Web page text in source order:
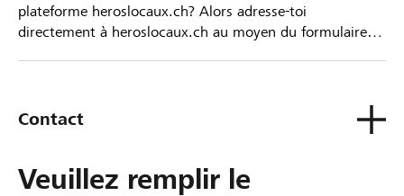
plateforme heroslocaux.ch? Alors adresse-toi
directement à heroslocaux.ch au moyen du formulaire
Contact
Veuillez remplir le